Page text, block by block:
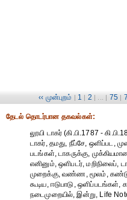
‹‹ முன்புறம் | 1 | 2 | ... | 75 |
தேட‌ல் தொட‌ர்பான தகவ‌ல்க‌ள்:
லூயி டாகர் (கி.பி.1787 -
டாகர், தமது, நீப்சே, ஒளிப்பட,
படங்கள், டாகருக்கு,
எனினும், ஒளிபடர், மறிநிலைப்,
முறைக்கு, வண்ண, மூலம்,
கூடிய, ஈடுபாடு, ஒளிப்படங்கள்,
நடைமுறையில், இன்று, Life